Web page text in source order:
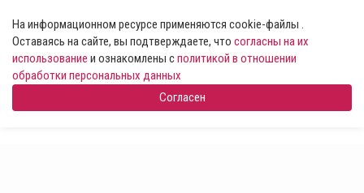
На информационном ресурсе применяются cookie-файлы .
Оставаясь на сайте, вы подтверждаете, что согласны на их
использование и ознакомлены сполитикой в отношении
обработки персональных данных
Согласен